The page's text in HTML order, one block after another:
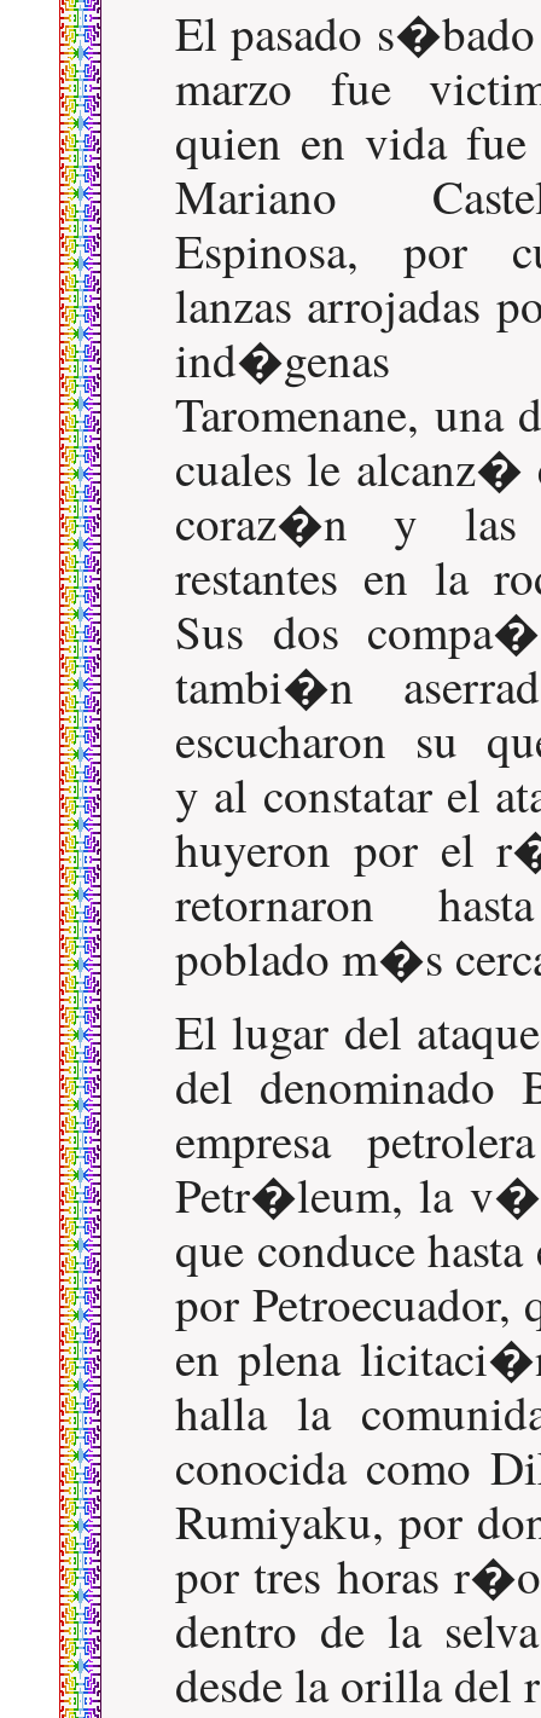
El pasado
marzo fue
quien en vida
Mariano
Espinosa, por
lanzas arrojadas
ind�genas
Taromenane, una
cuales le alcanz�
coraz�n y las
restantes en la
Sus dos
tambi�n
escucharon su
y al constatar el
huyeron por el
retornaron
poblado m�s
El lugar del
del denominado
empresa
Petr�leum, la
que conduce
por Petroecuador,
en plena
halla la
conocida como
Rumiyaku, por
por tres horas
dentro de la
desde la orilla